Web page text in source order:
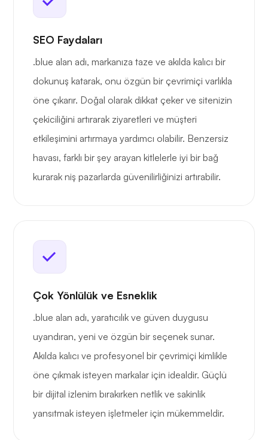
SEO Faydaları
.blue alan adı, markanıza taze ve akılda kalıcı bir
dokunuş katarak, onu özgün bir çevrimiçi varlıkla
öne çıkarır. Doğal olarak dikkat çeker ve sitenizin
çekiciliğini artırarak ziyaretleri ve müşteri
etkileşimini artırmaya yardımcı olabilir. Benzersiz
havası, farklı bir şey arayan kitlelerle iyi bir bağ
kurarak niş pazarlarda güvenilirliğinizi artırabilir.
Çok Yönlülük ve Esneklik
.blue alan adı, yaratıcılık ve güven duygusu
uyandıran, yeni ve özgün bir seçenek sunar.
Akılda kalıcı ve profesyonel bir çevrimiçi kimlikle
öne çıkmak isteyen markalar için idealdir. Güçlü
bir dijital izlenim bırakırken netlik ve sakinlik
yansıtmak isteyen işletmeler için mükemmeldir.